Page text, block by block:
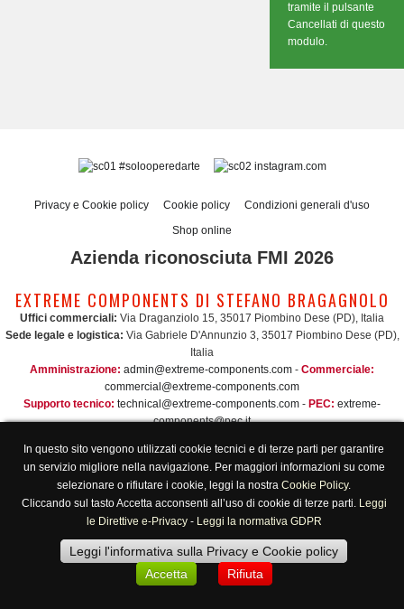
tramite il pulsante
Cancellati di questo
modulo.
#solooperedarte instagram.com
Privacy e Cookie policy Cookie policy
Condizioni generali d'uso
Shop online
Azienda riconosciuta FMI 2026
EXTREME COMPONENTS DI STEFANO BRAGAGNOLO
Uffici commerciali: Via Draganziolo 15, 35017 Piombino Dese (PD), Italia
Sede legale e logistica: Via Gabriele D'Annunzio 3, 35017 Piombino Dese (PD),
Italia
Amministrazione: admin@extreme-components.com - Commerciale:
commercial@extreme-components.com
Supporto tecnico: technical@extreme-components.com - PEC: extreme-
components@pec.it
Orari di apertura: Lunedì-Venerdì 8:00/17:00
In questo sito vengono utilizzati cookie tecnici e di terze parti per garantire
un servizio migliore nella navigazione. Per maggiori informazioni su come
selezionare o rifiutare i cookie, leggi la nostra Cookie Policy.
Cliccando sul tasto Accetta acconsenti all’uso di cookie di terze parti. Leggi
le Direttive e-Privacy- Leggi la normativa GDPR
Leggi l'informativa sulla Privacy e Cookie policy
Accetta
Rifiuta